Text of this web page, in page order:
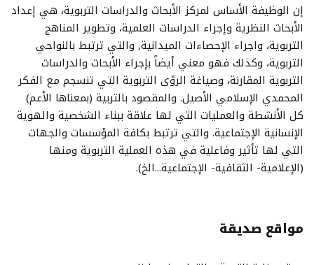
إن الوظيفة الأساس لمركز الأبحاث والدراسات التربوية، هي إعداد
الأبحاث النظرية وإجراء الدراسات العلمية، وتطوير المناهج
التربوية، واجراء الإحصاءات الميدانية, والتي ترتبط بالنواحي
التربوية، وكذلك فهو معني أيضاً بإجراء الأبحاث والدراسات
التربوية المقارنة، وصياغة الرؤى التربوية التي تنسجم مع الفكر
المحمدي الإسلامي الأصيل. والمقصود بالتربية (بمعناها الأعم)
كل الأنشطة والعمليات التي لها علاقة ببناء الشخصية والهوية
الإنسانية الإجتماعية. والتي ترتبط بكافة المؤسسات والجهات
التي لها تأثير وفاعلية في هذه العملية التربوية ومنها
(الإعلامية- الثقافية- الإجتماعية...الخ).
مواقع صديقة